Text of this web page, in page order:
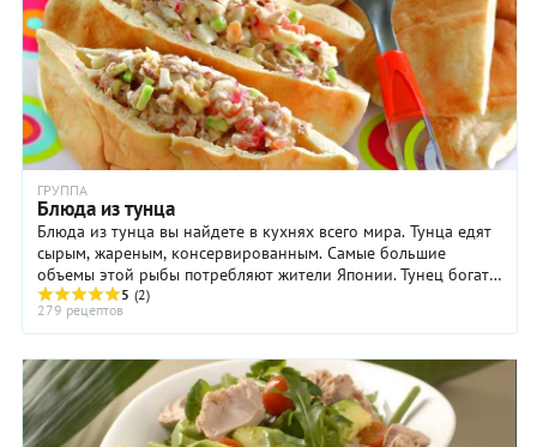
ГРУППА
Блюда из тунца
Блюда из тунца вы найдете в кухнях всего мира. Тунца едят
сырым, жареным, консервированным. Самые большие
объемы этой рыбы потребляют жители Японии. Тунец богат
белком, в нем много полезных омега ...
5 (2)
279 рецептов